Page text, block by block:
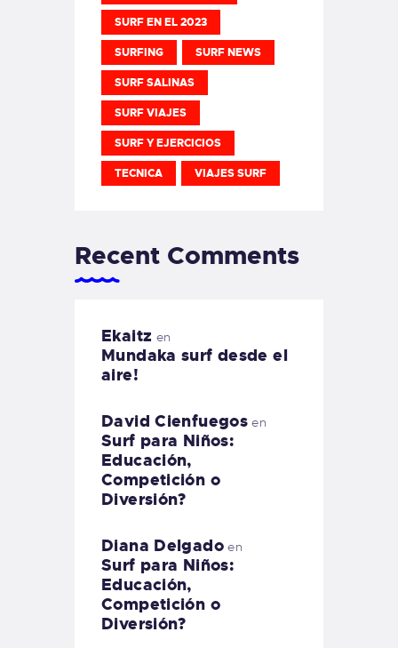
SURF EN EL 2023
SURFING SURF NEWS
SURF SALINAS
SURF VIAJES
SURF Y EJERCICIOS
TECNICA VIAJES SURF
Recent Comments
Ekaitz en
Mundaka surf desde el
aire!
David Cienfuegos en
Surf para Niños:
Educación,
Competición o
Diversión?
Diana Delgadoen
Surf para Niños:
Educación,
Competición o
Diversión?